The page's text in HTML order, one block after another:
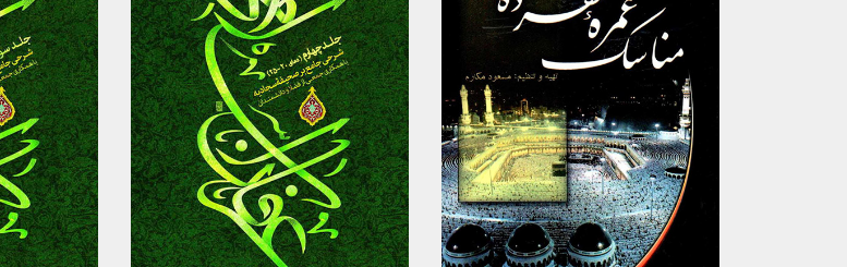
برگزیدن
مشاهده
برگزیدن
مشاهده